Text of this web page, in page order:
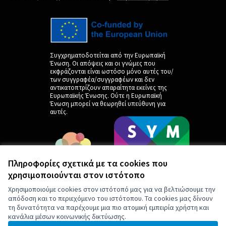
Πληροφορίες σχετικά με τα cookies που
χρησιμοποιούνται στον ιστότοπο
Χρησιμοποιούμε cookies στον ιστότοπό μας για να βελτιώσουμε την
απόδοση και το περιεχόμενο του ιστότοπου. Τα cookies μας δίνουν
τη δυνατότητα να παρέχουμε μια πιο ατομική εμπειρία χρήστη και
κανάλια μέσων κοινωνικής δικτύωσης.
Συγχρηματοδοτείται από την Ευρωπαϊκή
Ένωση. Οι απόψεις και οι γνώμες που
εκφράζονται είναι ωστόσο μόνο αυτές του/
των συγγραφέα/συγγραφέων και δεν
αντικατοπτρίζουν απαραίτητα εκείνες της
Ευρωπαϊκής Ένωσης. Ούτε η Ευρωπαϊκή
Ένωση μπορεί να θεωρηθεί υπεύθυνη για
αυτές.